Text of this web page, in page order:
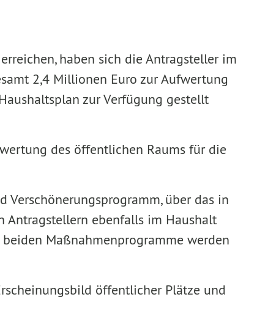
haben sich die Antragsteller im
2,4 Millionen Euro zur Aufwertung
zur Verfügung gestellt
des öffentlichen Raums für die
über das in
Antragstellern ebenfalls im Haushalt
Maßnahmenprogramme werden
öffentlicher Plätze und